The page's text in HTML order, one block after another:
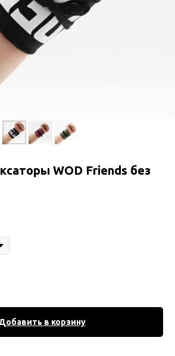
WOD Friends без
в корзину